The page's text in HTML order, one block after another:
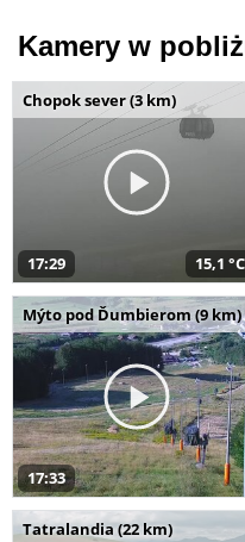
Kamery w
Chopok sever (3 km)
17:29 15,1 °C
Mýto pod Ďumbierom (9 km)
17:33
Tatralandia (22 km)